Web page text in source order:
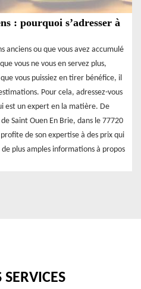
: pourquoi s’adresser à
anciens ou que vous avez accumulé
vous ne vous en servez plus,
vous puissiez en tirer bénéfice, il
Pour cela, adressez-vous
est un expert en la matière. De
Saint Ouen En Brie, dans le 77720
de son expertise à des prix qui
plus amples informations à propos